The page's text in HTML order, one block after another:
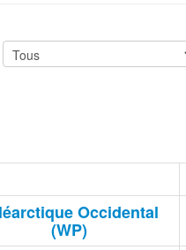
Occidental
(WP)